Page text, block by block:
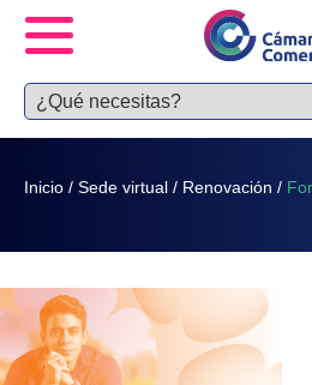
Inicio / Sede virtual / Renovación /